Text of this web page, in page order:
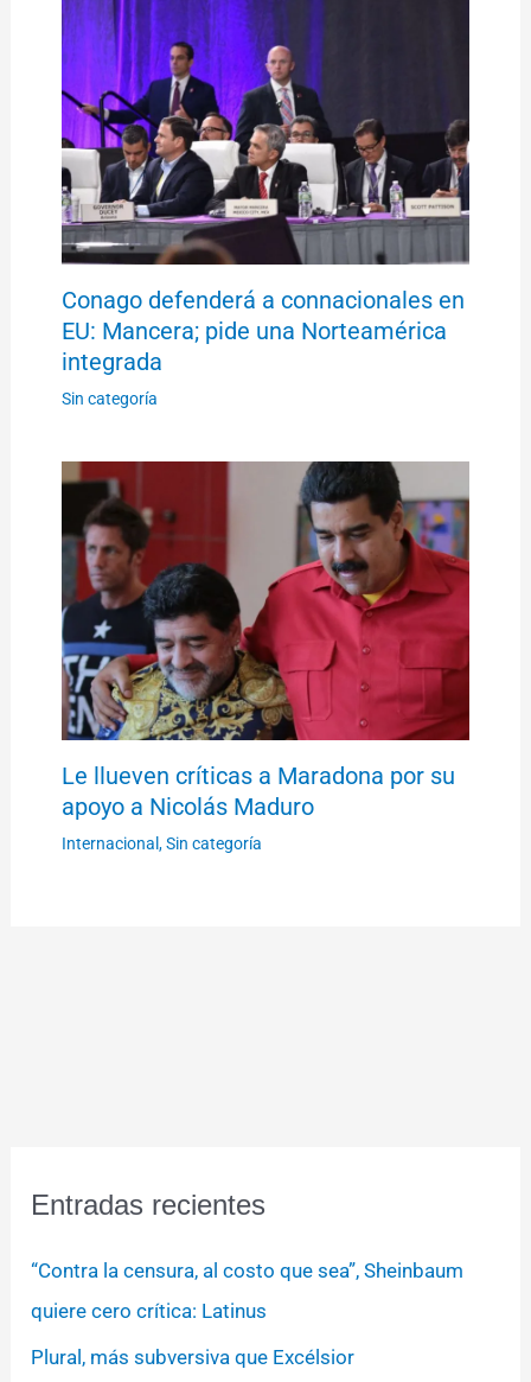
Conago defenderá a connacionales en
EU: Mancera; pide una Norteamérica
integrada
Sin categoría
Le llueven críticas a Maradona por su
apoyo a Nicolás Maduro
Internacional ,Sin categoría
Entradas recientes
“Contra la censura, al costo que sea”, Sheinbaum
quiere cero crítica: Latinus
Plural, más subversiva que Excélsior